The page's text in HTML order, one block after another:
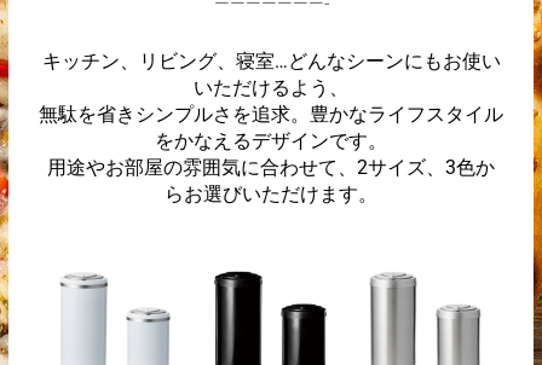
キッチン、リビング、寝室…どんなシーンにもお使い
いただけるよう、
無駄を省きシンプルさを追求。豊かなライフスタイル
をかなえるデザインです。
用途やお部屋の雰囲気に合わせて、2サイズ、3色か
らお選びいただけます。